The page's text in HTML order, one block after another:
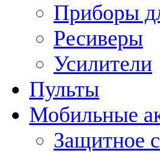
Приборы
Ресиверы
Усилители
Пульты
Мобильные
Защитное